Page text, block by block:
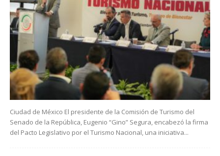
Ciudad de México El presidente de la Comisión de Turismo del
Senado de la República, Eugenio “Gino” Segura, encabezó la firma
del Pacto Legislativo por el Turismo Nacional, una iniciativa...